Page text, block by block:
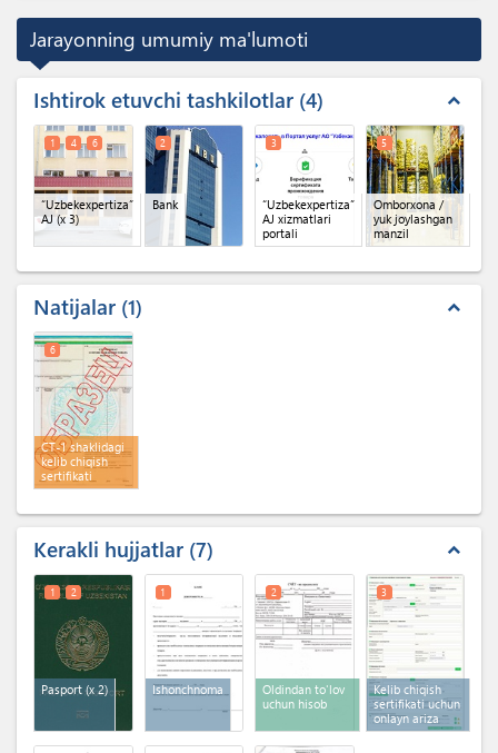
Jarayonning umumiy ma'lumoti
Ishtirok etuvchi tashkilotlar 4 expand_less
“Uzbekexpertiza”
AJ(x 3)
1 4 6
Bank
2
“Uzbekexpertiza”
AJ xizmatlari
portali
3
Omborxona /
yuk joylashgan
manzil
5
Natijalar 1 expand_less
CT-1 shaklidagi
kelib chiqish
sertifikati
6
Kerakli hujjatlar 7 expand_less
Pasport (x 2)
1 2
Ishonchnoma
1
Oldindan to'lov
uchun hisob
2
Kelib chiqish
sertifikati uchun
onlayn ariza
3